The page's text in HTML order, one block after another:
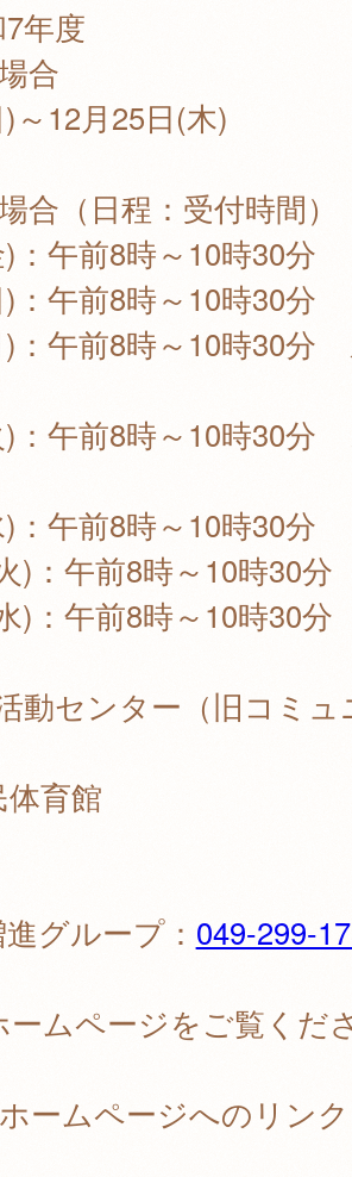
年度
合
～12月25日(木)
合（日程：受付時間）
：午前8時～10時30分
：午前8時～10時30分
)：午前8時～10時30分
)：午前8時～10時30分
：午前8時～10時30分
)：午前8時～10時30分
)：午前8時～10時30分
動センター（旧コミュ
育館
グループ： 049-299-
ムページをご覧くだ
ームページへのリン